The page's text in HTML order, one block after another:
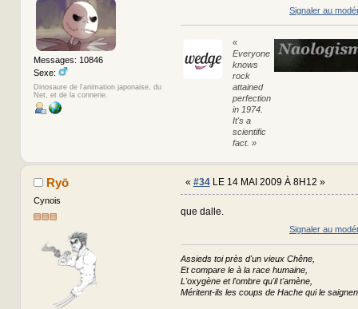
Messages: 10846
Sexe:
Dinosaure de l'animation japonaise, du
Net, et de la connerie.
Signaler au
«
Everyone
knows
rock
attained
perfection
in 1974.
It's a
scientific
fact. »
Ryō
Cynois
« #34LE 14 MAI 2009 À 8H12 »
que dalle.
Signaler au
Assieds toi près d'un vieux Chêne,
Et compare le à la race humaine,
L'oxygène et l'ombre qu'il t'amène,
Méritent-ils les coups de Hache qui le